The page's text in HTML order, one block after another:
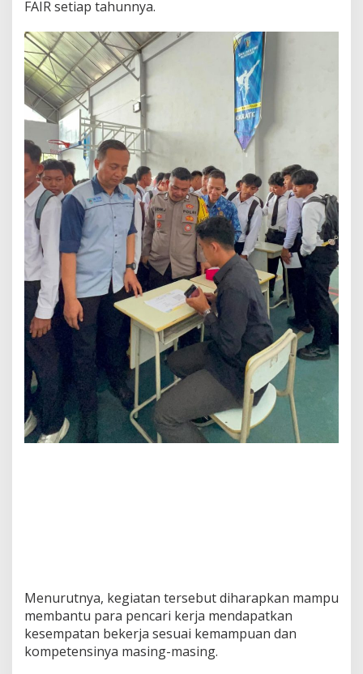
FAIR setiap tahunnya.
Menurutnya, kegiatan tersebut diharapkan mampu
membantu para pencari kerja mendapatkan
kesempatan bekerja sesuai kemampuan dan
kompetensinya masing-masing.